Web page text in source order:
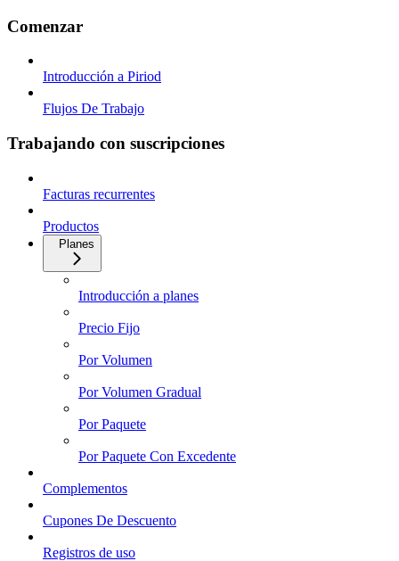
Comenzar
Introducción a Piriod
Flujos De Trabajo
Trabajando con suscripciones
Facturas recurrentes
Productos
Planes
Introducción a planes
Precio Fijo
Por Volumen
Por Volumen Gradual
Por Paquete
Por Paquete Con Excedente
Complementos
Cupones De Descuento
Registros de uso